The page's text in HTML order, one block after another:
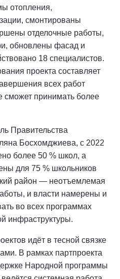
отопления,
смонтированы
отделочные работы,
обновлены фасад и
18 специалистов.
проекта составляет
всех работ
сможет принимать более
Правительства
Босхомджиева, с 2022
более 50 % школ, а
для 75 % школьников
район — неотъемлемая
и власти намерены и
во всех программах
инфраструктуры.
идёт в тесной связке
В рамках партпроекта
Народной программы